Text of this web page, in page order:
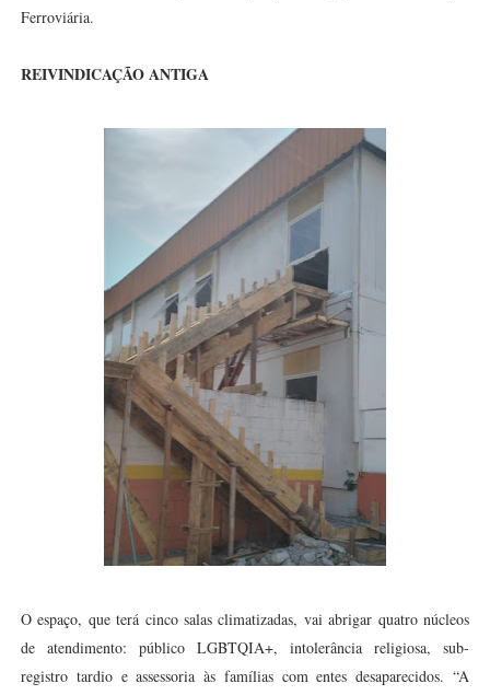
Ferroviária.
REIVINDICAÇÃO ANTIGA
O espaço, que terá cinco salas climatizadas, vai abrigar quatro núcleos
de atendimento: público LGBTQIA+, intolerância religiosa, sub-
registro tardio e assessoria às famílias com entes desaparecidos. “A